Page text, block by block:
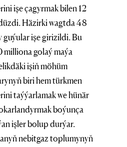
işe çagyrmak bilen 12
Häzirki wagtda 48
guýular işe girizildi. Bu
milliona golaý maýa
işiň möhüm
biri hem türkmen
taýýarlamak we hünär
boýunça
işler bolup durýar.
nebitgaz toplumynyň